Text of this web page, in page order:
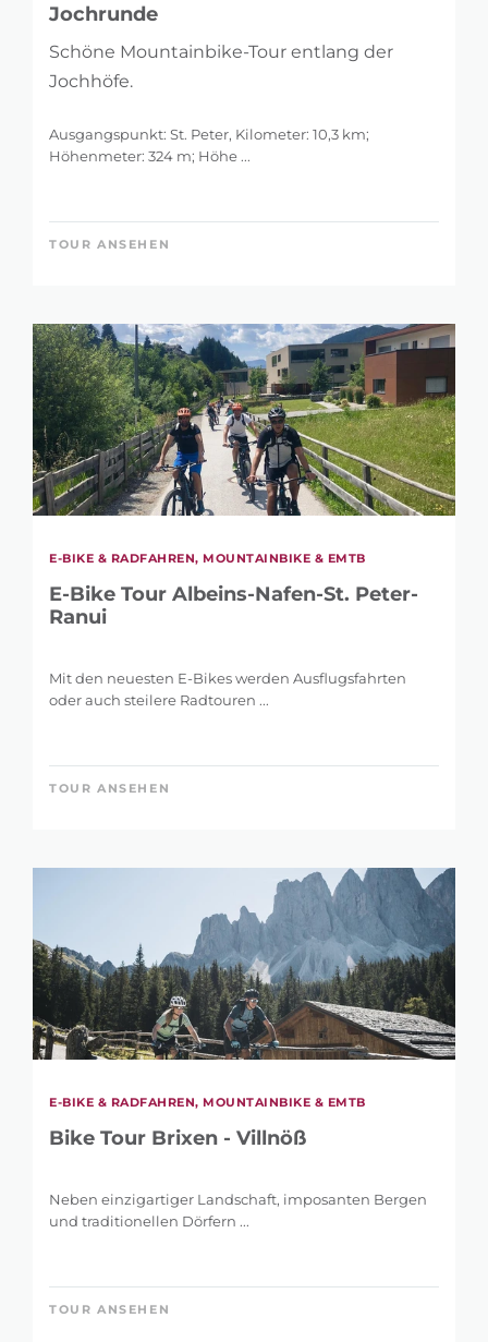
Jochrunde
Schöne Mountainbike-Tour entlang der
Jochhöfe.
Ausgangspunkt: St. Peter, Kilometer: 10,3 km;
Höhenmeter: 324 m; Höhe ...
TOUR ANSEHEN
E-BIKE & RADFAHREN, MOUNTAINBIKE & EMTB
E-Bike Tour Albeins-Nafen-St. Peter-
Ranui
Mit den neuesten E-Bikes werden Ausflugsfahrten
oder auch steilere Radtouren ...
TOUR ANSEHEN
E-BIKE & RADFAHREN, MOUNTAINBIKE & EMTB
Bike Tour Brixen - Villnöß
Neben einzigartiger Landschaft, imposanten Bergen
und traditionellen Dörfern ...
TOUR ANSEHEN